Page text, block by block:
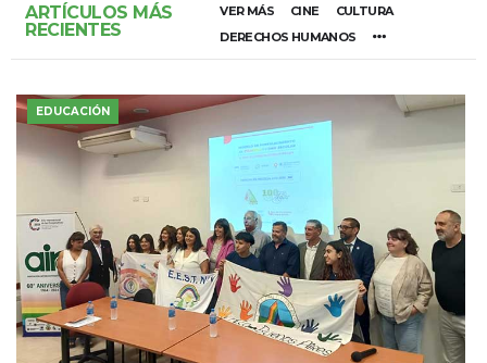
ARTÍCULOS MÁS
RECIENTES
VER MÁS CINE
CULTURA
DERECHOS HUMANOS
EDUCACIÓN